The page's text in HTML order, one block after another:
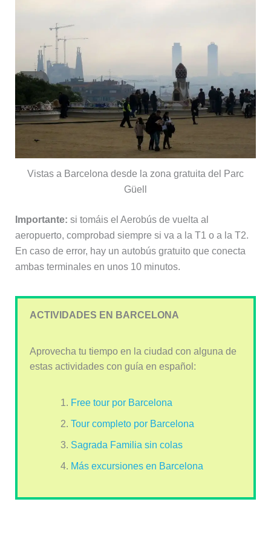
Vistas a Barcelona desde la zona gratuita del Parc
Güell
Importante: si tomáis el Aerobús de vuelta al
aeropuerto, comprobad siempre si va a la T1 o a la T2.
En caso de error, hay un autobús gratuito que conecta
ambas terminales en unos 10 minutos.
ACTIVIDADES EN BARCELONA
Aprovecha tu tiempo en la ciudad con alguna de
estas actividades con guía en español:
Free tour por Barcelona
Tour completo por Barcelona
Sagrada Familia sin colas
Más excursiones en Barcelona